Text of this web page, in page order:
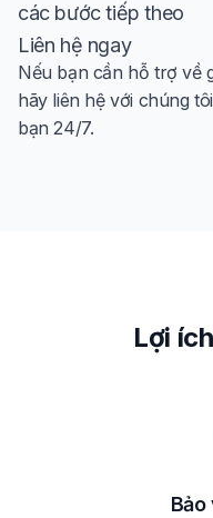
các bước tiếp theo
Liên hệ ngay
Nếu bạn cần hỗ trợ về
hãy liên hệ với chúng
bạn 24/7.
Lợi